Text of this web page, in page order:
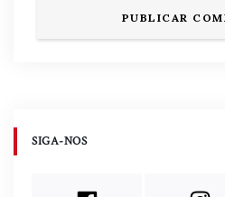
SIGA-NOS